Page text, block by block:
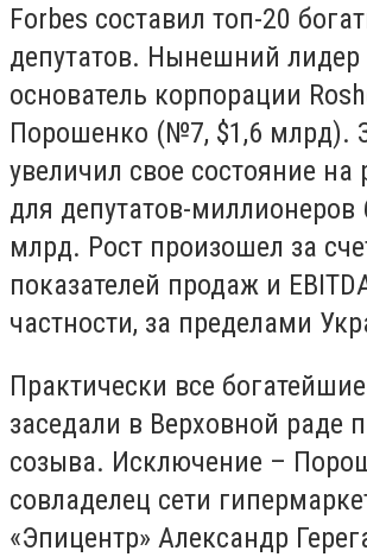
Forbes составил топ-20
депутатов. Нынешний лидер
основатель корпорации
Порошенко (№7, $1,6 млрд).
увеличил свое состояние на
для депутатов-миллионеров
млрд. Рост произошел за
показателей продаж и
частности, за пределами
Практически все
заседали в Верховной раде
созыва. Исключение –
совладелец сети
«Эпицентр» Александр